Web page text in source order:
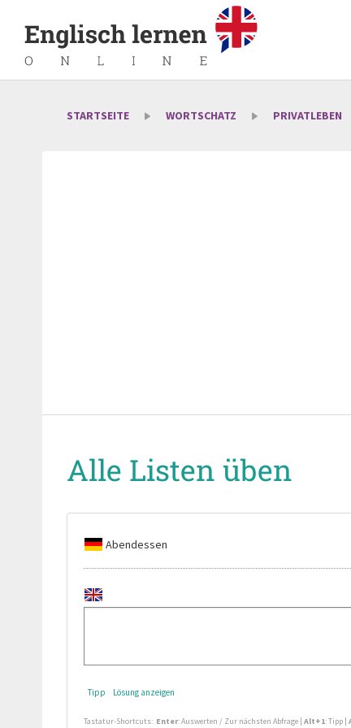
STARTSEITE WORTSCHATZ PRIVATLEBEN
Alle Listen üben
Abendessen
Tipp Lösung anzeigen
Tastatur-Shortcuts: Enter: Auswerten / Zur nächsten Abfrage | Alt+1: Tipp |